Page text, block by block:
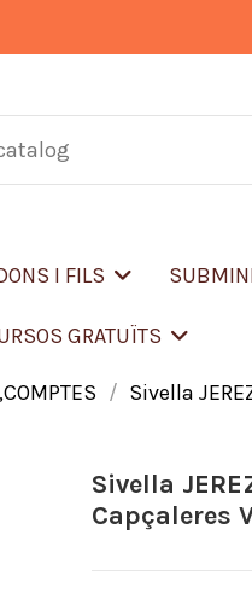
I FILS
GRATUÏTS
Sivella
Sivella
Capçaleres